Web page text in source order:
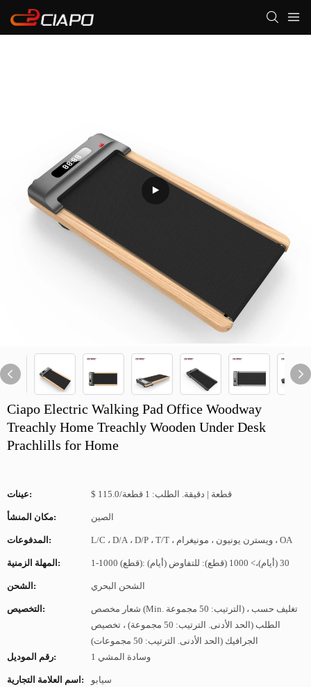
Ciapo Electric Walking Pad Office Woodway
Treachly Home Treachly Wooden Under Desk
Prachlills for Home
عينات: $ 115.0/قطعة | دقيقة. الطلب: 1 قطعة
مكان المنشأ: الصين
المدفوعات: L/C ، D/A ، D/P ، T/T ، ويسترن يونيون ، مونيغرام ، OA
المهلة الزمنية: 1-1000 (قطع): 30 (أيام)،> 1000 (قطع): للتفاوض (أيام)
الشحن: الشحن البحري
التخصيص:
شعار مخصص (Min. الترتيب: 50 مجموعة) ، تغليف حسب
الطلب (الحد الأدنى. الترتيب: 50 مجموعة) ، تخصيص
الجرافيك (الحد الأدنى. الترتيب: 50 مجموعات)
رقم الموديل:
وسادة المشي 1
اسم العلامة التجارية: سيابو